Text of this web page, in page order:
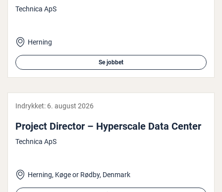
Technica ApS
Herning
Se jobbet
Indrykket: 6. august 2026
Project Director – Hy­per­sca­le Data Center
Technica ApS
Herning, Køge or Rødby, Denmark